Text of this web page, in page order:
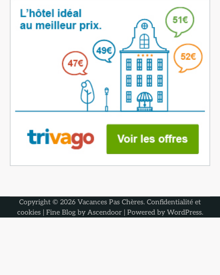
Copyright © 2026 Vacances Pas Chères. Confidentialité et
cookies| Fine Blog by Ascendoor| Powered by WordPress.